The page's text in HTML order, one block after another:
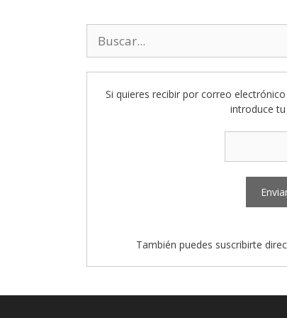
Si quieres recibir por correo
introduce
También puedes suscribirte